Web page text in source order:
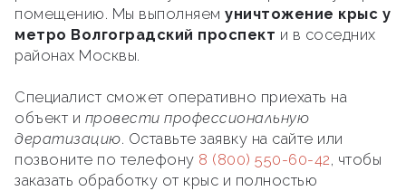
помещению. Мы выполняем уничтожение крыс у
метро Волгоградский проспект и в соседних
районах Москвы.
Специалист сможет оперативно приехать на
объект и провести профессиональную
дератизацию. Оставьте заявку на сайте или
позвоните по телефону 8 (800) 550-60-42, чтобы
заказать обработку от крыс и полностью